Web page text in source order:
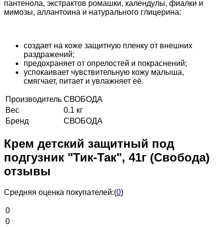
пантенола, экстрактов ромашки, календулы, фиалки и
мимозы, аллантоина и натурального глицерина:
создает на коже защитную пленку от внешних
раздражений;
предохраняет от опрелостей и покраснений;
успокаивает чувствительную кожу малыша,
смягчает, питает и увлажняет её.
Производитель СВОБОДА
Вес
0.1 кг
Бренд
СВОБОДА
Крем детский защитный под
подгузник "Тик-Так", 41г (Свобода)
отзывы
Средняя оценка покупателей:(0)
0
0